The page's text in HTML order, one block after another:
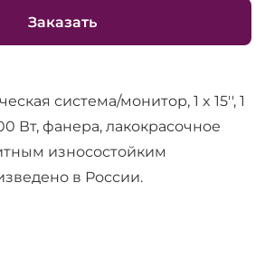
Заказать
система/монитор, 1 x 15'', 1
Вт, фанера, лакокрасочное
износостойким
в России.